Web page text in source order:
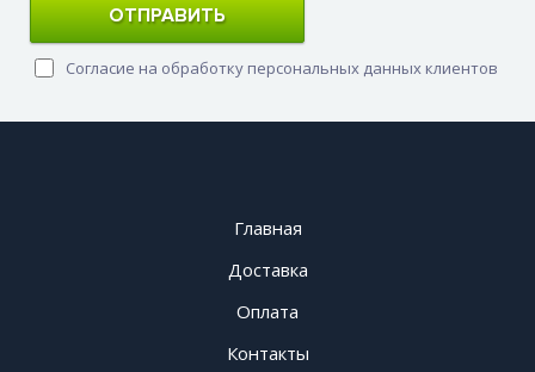
ОТПРАВИТЬ
Согласие на обработку персональных данных клиентов
Главная
Доставка
Оплата
Контакты